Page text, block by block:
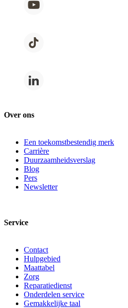
Over ons
Een toekomstbestendig merk
Carrière
Duurzaamheidsverslag
Blog
Pers
Newsletter
Service
Contact
Hulpgebied
Maattabel
Zorg
Reparatiedienst
Onderdelen service
Gemakkelijke taal